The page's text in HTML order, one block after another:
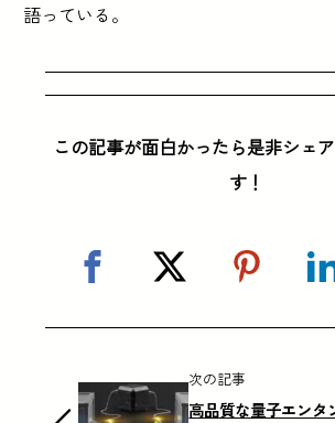
語っている。
この記事が面白かったら是非シェ
す！
次の記事
高品質な量子エンタ